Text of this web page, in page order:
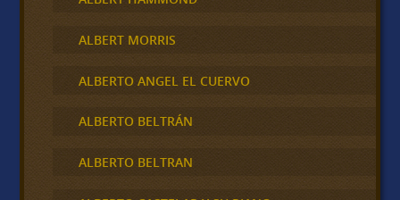
ALBERT MORRIS
ALBERTO ANGEL EL CUERVO
ALBERTO BELTRÁN
ALBERTO BELTRAN